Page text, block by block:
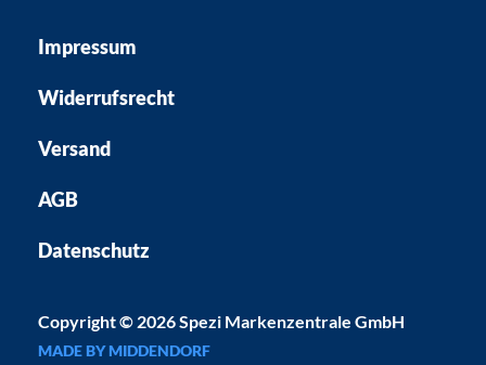
Impressum
Widerrufsrecht
Versand
AGB
Datenschutz
Copyright © 2026 Spezi Markenzentrale GmbH
MADE BY MIDDENDORF